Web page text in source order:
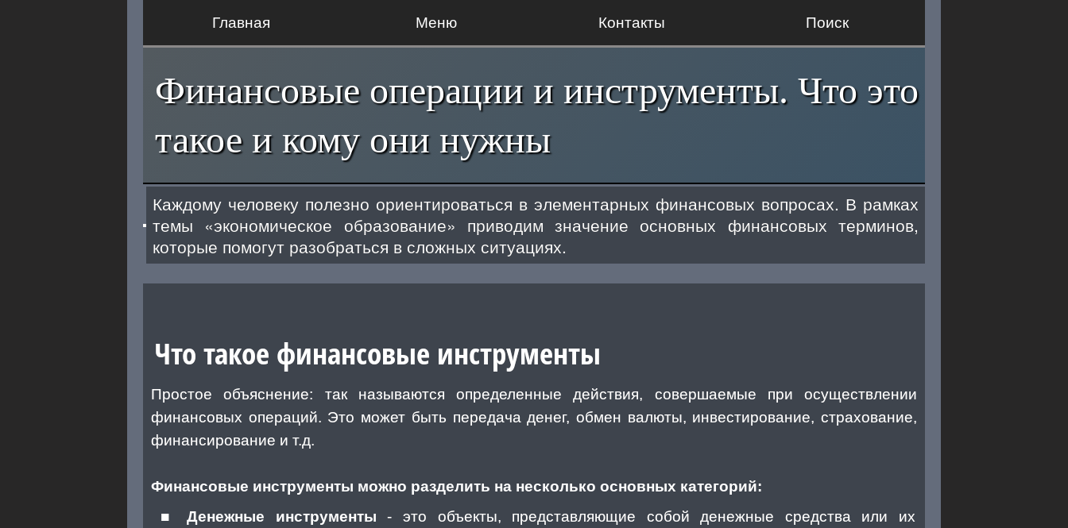
Главная Меню Контакты Поиск
Финансовые операции и инструменты. Что это
такое и кому они нужны
Каждому человеку полезно ориентироваться в элементарных финансовых вопросах. В рамках
темы «экономическое образование» приводим значение основных финансовых терминов,
которые помогут разобраться в сложных ситуациях.
Что такое финансовые инструменты
Простое объяснение: так называются определенные действия, совершаемые при осуществлении
финансовых операций. Это может быть передача денег, обмен валюты, инвестирование, страхование,
финансирование и т.д.
Финансовые инструменты можно разделить на несколько основных категорий:
Денежные инструменты - это объекты, представляющие собой денежные средства или их